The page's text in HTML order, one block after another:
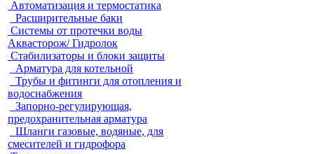
Автоматизация и термостатика
Расширительные баки
Системы от протечки воды
Аквасторож/ Гидролок
Стабилизаторы и блоки защиты
Арматура для котельной
Трубы и фитинги для отопления и
водоснабжения
Запорно-регулирующая,
предохранительная арматура
Шланги газовые, водяные, для
смесителей и гидрофора